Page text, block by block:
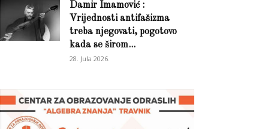
Damir Imamović :
Vrijednosti antifašizma
treba njegovati, pogotovo
kada se širom...
28. Jula 2026.